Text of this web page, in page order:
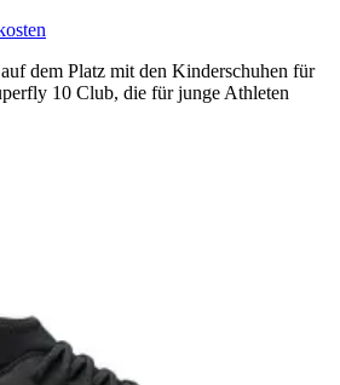
dem Platz mit den Kinderschuhen für
10 Club, die für junge Athleten